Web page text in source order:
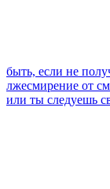
быть, если не
лжесмирение от
или ты следуешь